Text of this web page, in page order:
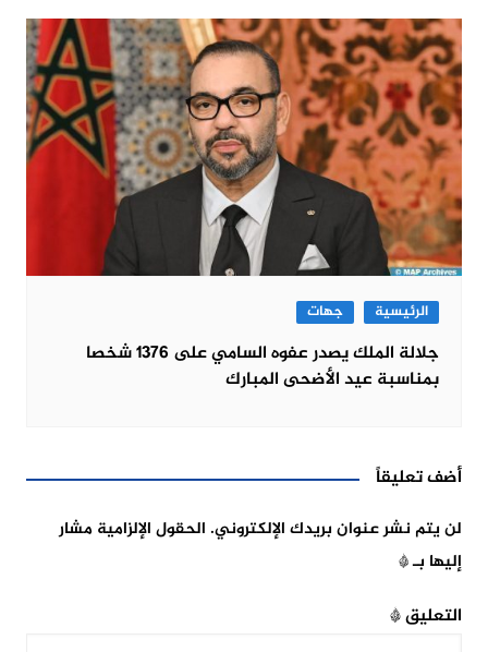
الرئيسية جهات
جلالة الملك يصدر عفوه السامي على 1376 شخصا
بمناسبة عيد الأضحى المبارك
أضف تعليقاً
لن يتم نشر عنوان بريدك الإلكتروني. الحقول الإلزامية مشار
إليها بـ*
التعليق*